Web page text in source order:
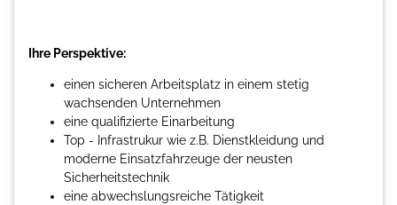
Ihre Perspektive:
einen sicheren Arbeitsplatz in einem stetig
wachsenden Unternehmen
eine qualifizierte Einarbeitung
Top - Infrastrukur wie z.B. Dienstkleidung und
moderne Einsatzfahrzeuge der neusten
Sicherheitstechnik
eine abwechslungsreiche Tätigkeit